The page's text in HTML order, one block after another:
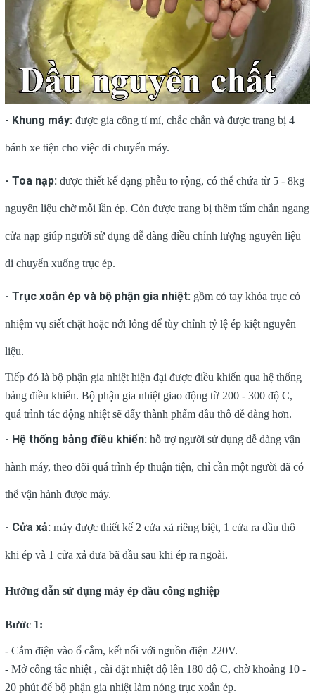
- Khung máy: được gia công tỉ mỉ, chắc chắn và được trang bị 4
bánh xe tiện cho việc di chuyển máy.
- Toa nạp: được thiết kế dạng phễu to rộng, có thể chứa từ 5 - 8kg
nguyên liệu chờ mỗi lần ép. Còn được trang bị thêm tấm chắn ngang
cửa nạp giúp người sử dụng dễ dàng điều chỉnh lượng nguyên liệu
di chuyển xuống trục ép.
- Trục xoắn ép và bộ phận gia nhiệt: gồm có tay khóa trục có
nhiệm vụ siết chặt hoặc nới lỏng để tùy chỉnh tỷ lệ ép kiệt nguyên
liệu.
Tiếp đó là bộ phận gia nhiệt hiện đại được điều khiển qua hệ thống
bảng điều khiển. Bộ phận gia nhiệt giao động từ 200 - 300 độ C,
quá trình tác động nhiệt sẽ đẩy thành phẩm dầu thô dễ dàng hơn.
- Hệ thống bảng điều khiển: hỗ trợ người sử dụng dễ dàng vận
hành máy, theo dõi quá trình ép thuận tiện, chỉ cần một người đã có
thể vận hành được máy.
- Cửa xả: máy được thiết kế 2 cửa xả riêng biệt, 1 cửa ra dầu thô
khi ép và 1 cửa xả đưa bã dầu sau khi ép ra ngoài.
Hướng dẫn sử dụng máy ép dầu công nghiệp
Bước 1:
- Cắm điện vào ổ cắm, kết nối với nguồn điện 220V.
- Mở công tắc nhiệt , cài đặt nhiệt độ lên 180 độ C, chờ khoảng 10 -
20 phút để bộ phận gia nhiệt làm nóng trục xoắn ép.